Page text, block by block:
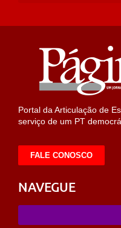
Portal da Articulação de
serviço de um PT
FALE CONOSCO
NAVEGUE